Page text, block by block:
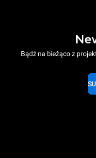
Bądź na bieżąco z